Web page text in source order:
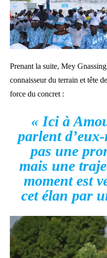
Prenant la suite, Mey
connaisseur du terrain et tête
force du concret :
« Ici à
parlent d’eux-
pas une
mais une
moment est
cet élan par